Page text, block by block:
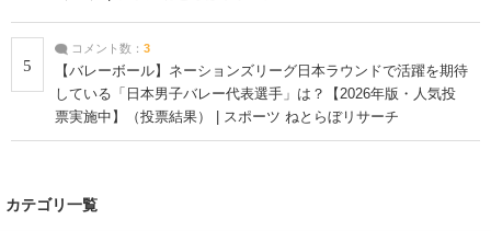
5
コメント数： 3
【バレーボール】ネーションズリーグ日本ラウンドで活躍を期待
している「日本男子バレー代表選手」は？【2026年版・人気投
票実施中】（投票結果） | スポーツ ねとらぼリサーチ
カテゴリ一覧